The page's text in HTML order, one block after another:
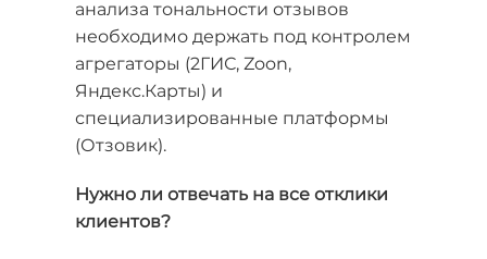
анализа тональности отзывов
необходимо держать под контролем
агрегаторы (2ГИС, Zoon,
Яндекс.Карты) и
специализированные платформы
(Отзовик).
Нужно ли отвечать на все отклики
клиентов?